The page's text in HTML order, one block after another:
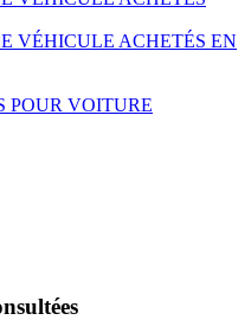
VÉHICULE ACHETÉS EN
POUR VOITURE